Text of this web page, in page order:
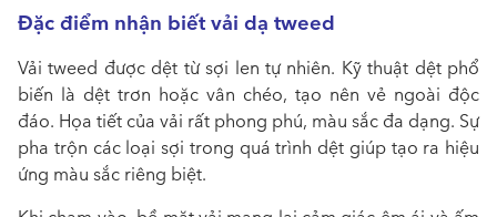
Đặc điểm nhận biết vải dạ tweed
Vải tweed được dệt từ sợi len tự nhiên. Kỹ thuật dệt phổ
biến là dệt trơn hoặc vân chéo, tạo nên vẻ ngoài độc
đáo. Họa tiết của vải rất phong phú, màu sắc đa dạng. Sự
pha trộn các loại sợi trong quá trình dệt giúp tạo ra hiệu
ứng màu sắc riêng biệt.